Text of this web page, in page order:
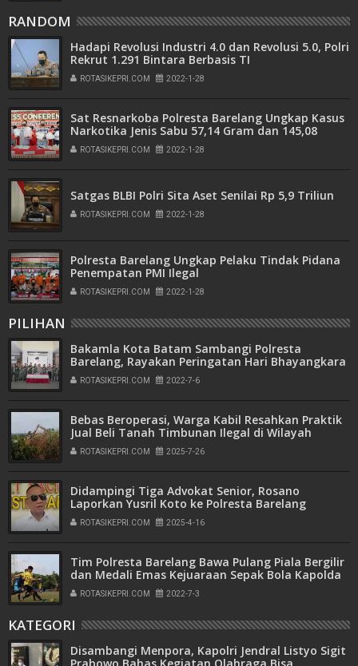
RANDOM
Hadapi Revolusi Industri 4.0 dan Revolusi 5.0, Polri
Rekrut 1.291 Bintara Berbasis TI
ROTASIKEPRI.COM 2022-1-28
Sat Resnarkoba Polresta Barelang Ungkap Kasus
Narkotika Jenis Sabu 57,14 Gram dan 145,08
Gram Daun Ganja
ROTASIKEPRI.COM 2022-1-28
Satgas BLBI Polri Sita Aset Senilai Rp 5,9 Triliun
ROTASIKEPRI.COM 2022-1-28
Polresta Barelang Ungkap Pelaku Tindak Pidana
Penempatan PMI Ilegal
ROTASIKEPRI.COM 2022-1-28
PILIHAN
Bakamla Kota Batam Sambangi Polresta
Barelang, Rayakan Peringatan Hari Bhayangkara
ke-76
ROTASIKEPRI.COM 2022-7-6
Bebas Beroperasi, Warga Kabil Resahkan Praktik
Jual Beli Tanah Timbunan Ilegal di Wilayah
Pemukiman
ROTASIKEPRI.COM 2025-7-26
Didampingi Tiga Advokat Senior, Rosano
Laporkan Yusril Koto ke Polresta Barelang
ROTASIKEPRI.COM 2025-4-16
Tim Polresta Barelang Bawa Pulang Piala Bergilir
dan Medali Emas Kejuaraan Sepak Bola Kapolda
Kepri Cup Tahun 2022
ROTASIKEPRI.COM 2022-7-3
KATEGORI
Disambangi Menpora, Kapolri Jendral Listyo Sigit